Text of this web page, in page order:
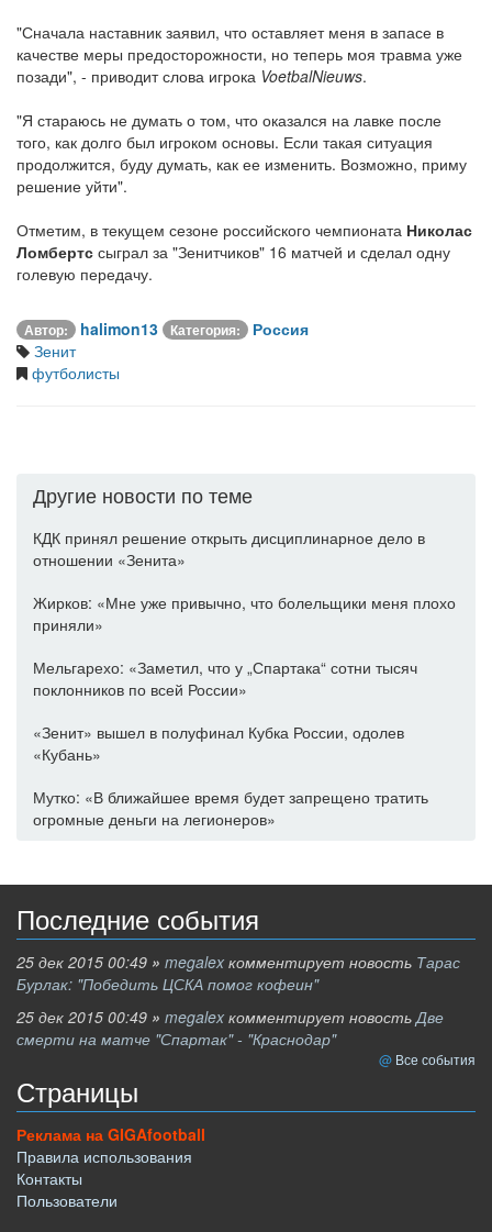
"Сначала наставник заявил, что оставляет меня в запасе в
качестве меры предосторожности, но теперь моя травма уже
позади", - приводит слова игрока VoetbalNieuws.
"Я стараюсь не думать о том, что оказался на лавке после
того, как долго был игроком основы. Если такая ситуация
продолжится, буду думать, как ее изменить. Возможно, приму
решение уйти".
Отметим, в текущем сезоне российского чемпионата Николас
Ломбертс сыграл за "Зенитчиков" 16 матчей и сделал одну
голевую передачу.
Автор: halimon13 Категория:
Россия
Зенит
футболисты
Другие новости по теме
КДК принял решение открыть дисциплинарное дело в
отношении «Зенита»
Жирков: «Мне уже привычно, что болельщики меня плохо
приняли»
Мельгарехо: «Заметил, что у „Спартака“ сотни тысяч
поклонников по всей России»
«Зенит» вышел в полуфинал Кубка России, одолев
«Кубань»
Мутко: «В ближайшее время будет запрещено тратить
огромные деньги на легионеров»
Последние события
25 дек 2015 00:49 » megalex комментирует новость Тарас
Бурлак: "Победить ЦСКА помог кофеин"
25 дек 2015 00:49 » megalex комментирует новость Две
смерти на матче "Спартак" - "Краснодар"
Все события
Страницы
Реклама на GIGAfootball
Правила использования
Контакты
Пользователи